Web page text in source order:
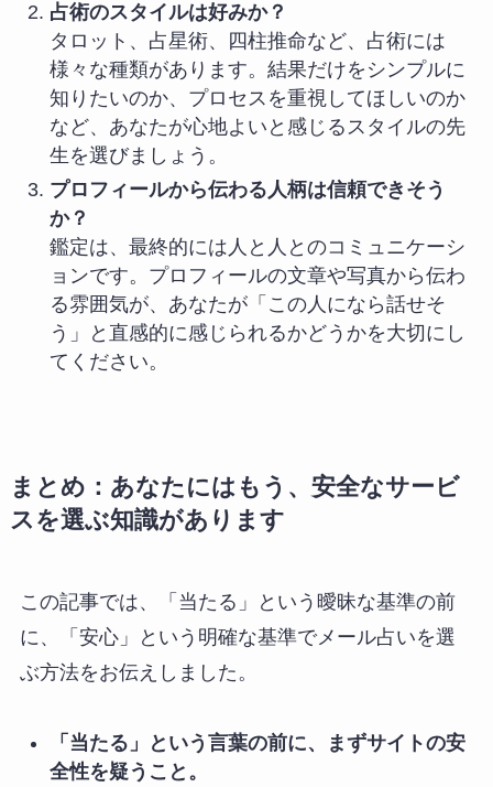
占術のスタイルは好みか？
タロット、占星術、四柱推命など、占術には
様々な種類があります。結果だけをシンプルに
知りたいのか、プロセスを重視してほしいのか
など、あなたが心地よいと感じるスタイルの先
生を選びましょう。
プロフィールから伝わる人柄は信頼できそう
か？
鑑定は、最終的には人と人とのコミュニケーシ
ョンです。プロフィールの文章や写真から伝わ
る雰囲気が、あなたが「この人になら話せそ
う」と直感的に感じられるかどうかを大切にし
てください。
まとめ：あなたにはもう、安全なサービ
スを選ぶ知識があります
この記事では、「当たる」という曖昧な基準の前
に、「安心」という明確な基準でメール占いを選
ぶ方法をお伝えしました。
「当たる」という言葉の前に、まずサイトの安
全性を疑うこと。